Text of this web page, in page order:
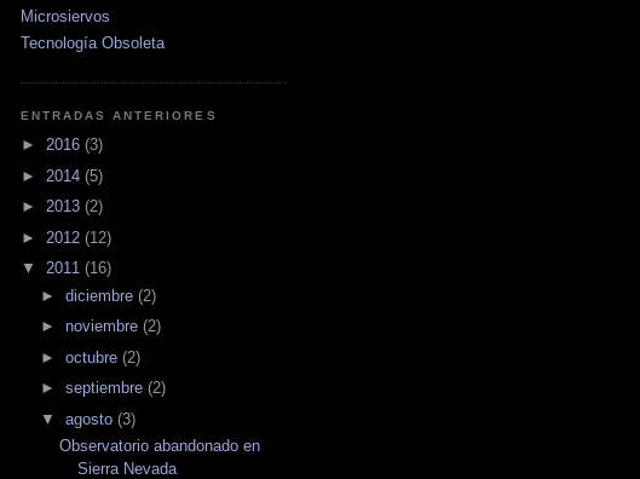
Microsiervos
Tecnología Obsoleta
ENTRADAS ANTERIORES
► 2016 (3)
► 2014 (5)
► 2013 (2)
► 2012 (12)
▼ 2011 (16)
► diciembre (2)
► noviembre (2)
► octubre (2)
► septiembre (2)
▼ agosto (3)
Observatorio abandonado en
Sierra Nevada